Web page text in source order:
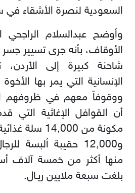
السعودية لنصرة الأشقاء في
وأوضح عبدالسلام الراجحي
شاحنة كبيرة إلى الأردن،
الإنسانية التي يمر بها
ووقوفاً معهم في ظروفهم
أن القوافل الإغاثية التي
و12,000 حقيبة ألبسة
منها أكثر من خمسة آلاف
بلغت سبعة ملايين ريـال.